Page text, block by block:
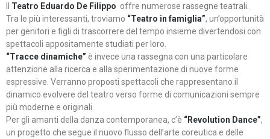
Teatro Eduardo De Filippo offre numerose rassegne teatrali.
Tra le più interessanti, troviamo “Teatro in famiglia”, un’opportunità
per genitori e figli di trascorrere del tempo insieme divertendosi con
spettacoli appositamente studiati per loro.
“Tracce dinamiche” è invece una rassegna con una particolare
attenzione alla ricerca e alla sperimentazione di nuove forme
espressive. Verranno proposti spettacoli che rappresentano il
dinamico evolvere del teatro verso forme di comunicazioni sempre
più moderne e originali
Per gli amanti della danza contemporanea, c’è “Revolution Dance”,
un progetto che segue il nuovo flusso dell’arte coreutica e delle